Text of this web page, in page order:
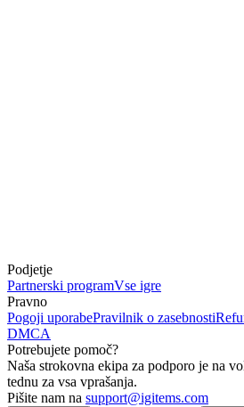
Podjetje
Partnerski programVse igre
Pravno
Pogoji uporabePravilnik o zasebnosti
DMCA
Potrebujete pomoč?
Naša strokovna ekipa za podporo je na
tednu za vsa vprašanja.
Pišite nam na support@igitems.com